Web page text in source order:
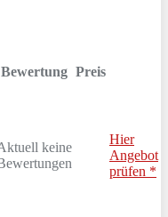
Bewertung Preis
keine
Hier
Angebot
prüfen *